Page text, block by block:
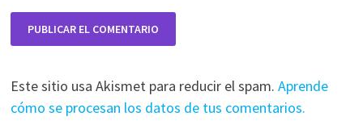
Este sitio usa Akismet para reducir el spam. Aprende
cómo se procesan los datos de tus comentarios.